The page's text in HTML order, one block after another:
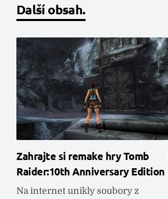
Další obsah.
Zahrajte si remake hry Tomb
Raider:10th Anniversary Edition
Na internet unikly soubory z